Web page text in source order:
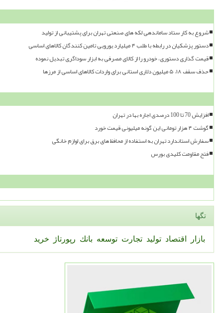
شروع به کار ستاد ساماندهی لکه های صنعتی تهران برای پشتیبانی از تولید
دستور پزشکیان در رابطه با طلب ۴ میلیارد یورویی تامین کنندگان کالاهای اساسی
قیمت گذاری دستوری، خودرو را از کالای مصرفی به ابزار سوداگری تبدیل نموده
حذف سقف ۱۸، ۵ میلیون دلاری استانی برای واردات کالاهای اساسی از مرزها
افزایش 70 تا 100 درصدی اجاره بها در تهران
گوشت ۴ هزار تومانی این گونه میلیونی قیمت خورد
سفارش استاندارد تهران به استفاده از محافظ های برق برای لوازم خانگی
فتح مقاومت کلیدی بورس
تگها
بازار اقتصاد تولید تجارت توسعه بانك رپورتاژ خرید